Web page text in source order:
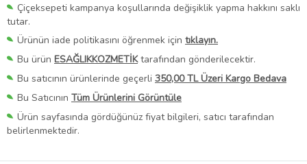
Çiçeksepeti kampanya koşullarında değişiklik yapma hakkını saklı
tutar.
Ürünün iade politikasını öğrenmek için tıklayın.
Bu ürün ESAĞLIKKOZMETİKtarafından gönderilecektir.
Bu satıcının ürünlerinde geçerli 350,00 TL Üzeri Kargo Bedava
Bu Satıcının Tüm Ürünlerini Görüntüle
Ürün sayfasında gördüğünüz fiyat bilgileri, satıcı tarafından
belirlenmektedir.